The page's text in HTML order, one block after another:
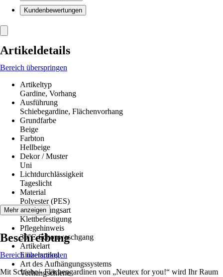
Kundenbewertungen
Artikeldetails
Bereich überspringen
Artikeltyp
Gardine, Vorhang
Ausführung
Schiebegardine, Flächenvorhang
Grundfarbe
Beige
Farbton
Hellbeige
Dekor / Muster
Uni
Lichtdurchlässigkeit
Tageslicht
Material
Polyester (PES)
Aufhängungsart
Klettbefestigung
Pflegehinweis
30°C Schonwaschgang
Artikelart
Einzelartikel
Art des Aufhängungssystems
Vorhangschiene
Mehr anzeigen
Beschreibung
Bereich überspringen
Mit Schiebe/- Flächengardinen von „Neutex for you!“ wird Ihr Raum